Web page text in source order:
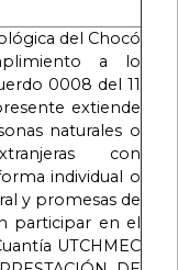
del Chocó
a lo
0008 del 11
extiende
naturales o
con
individual o
y promesas de
participar en el
UTCHMEC